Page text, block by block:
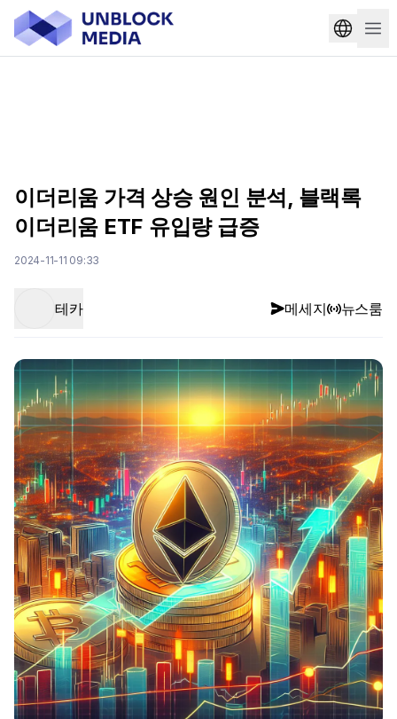
이더리움 가격 상승 원인 분석, 블랙록
이더리움 ETF 유입량 급증
2024-11-11 09:33
테카 메세지 뉴스룸